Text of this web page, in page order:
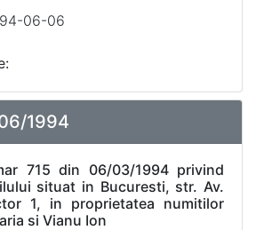
06-06
1994
715 din 06/03/1994 privind
situat in Bucuresti, str. Av.
1, in proprietatea numitilor
si Vianu Ion